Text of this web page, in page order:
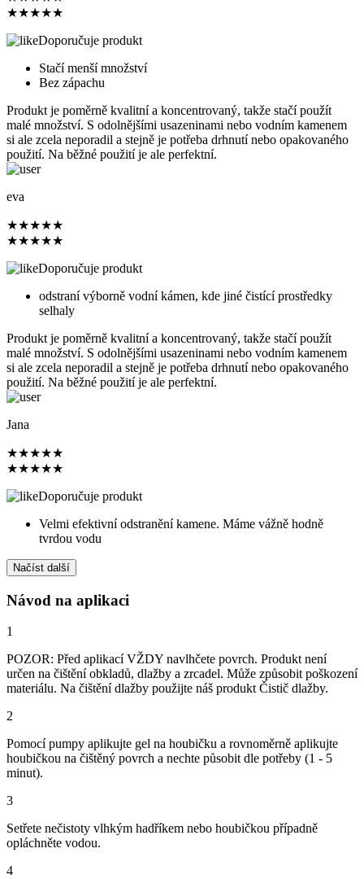
★★★★★
Doporučuje produkt
Stačí menší množství
Bez zápachu
Produkt je poměrně kvalitní a koncentrovaný, takže stačí použít
malé množství. S odolnějšími usazeninami nebo vodním kamenem
si ale zcela neporadil a stejně je potřeba drhnutí nebo opakovaného
použití. Na běžné použití je ale perfektní.
eva
★★★★★
★★★★★
Doporučuje produkt
odstraní výborně vodní kámen, kde jiné čistící prostředky
selhaly
Produkt je poměrně kvalitní a koncentrovaný, takže stačí použít
malé množství. S odolnějšími usazeninami nebo vodním kamenem
si ale zcela neporadil a stejně je potřeba drhnutí nebo opakovaného
použití. Na běžné použití je ale perfektní.
Jana
★★★★★
★★★★★
Doporučuje produkt
Velmi efektivní odstranění kamene. Máme vážně hodně
tvrdou vodu
Načíst další
Návod na aplikaci
1
POZOR: Před aplikací VŽDY navlhčete povrch. Produkt není
určen na čištění obkladů, dlažby a zrcadel. Může způsobit poškození
materiálu. Na čištění dlažby použijte náš produkt Čistič dlažby.
2
Pomocí pumpy aplikujte gel na houbičku a rovnoměrně aplikujte
houbičkou na čištěný povrch a nechte působit dle potřeby (1 - 5
minut).
3
Setřete nečistoty vlhkým hadříkem nebo houbičkou případně
opláchněte vodou.
4